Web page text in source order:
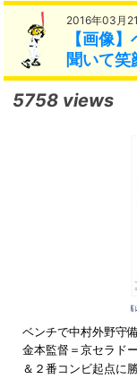
2016年03月
【画像
聞いて笑
5758 views
ベンチで中村外野守
金本監督＝京セラド
＆２番コンビ起点に